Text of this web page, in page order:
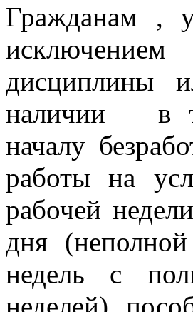
Гражданам ,
дисциплины
наличии в
началу
работы на
рабочей
дня
недель с
неделей)